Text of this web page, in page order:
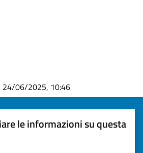
24/06/2025, 10:46
le informazioni su questa